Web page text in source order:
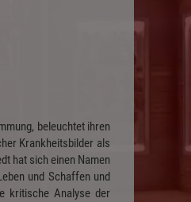
beleuchtet ihren
Krankheitsbilder als
hat sich einen Namen
und Schaffen und
kritische Analyse der